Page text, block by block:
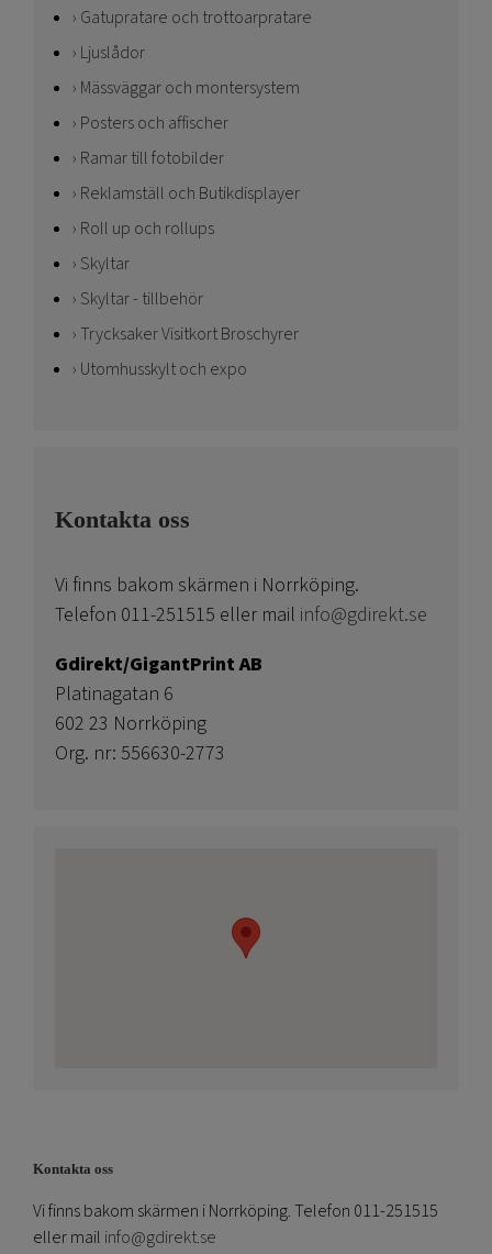
Gatupratare och trottoarpratare
Ljuslådor
Mässväggar och montersystem
Posters och affischer
Ramar till fotobilder
Reklamställ och Butikdisplayer
Roll up och rollups
Skyltar
Skyltar - tillbehör
Trycksaker Visitkort Broschyrer
Utomhusskylt och expo
Kontakta oss
Vi finns bakom skärmen i Norrköping.
Telefon 011-251515 eller mail info@gdirekt.se
Gdirekt/GigantPrint AB
Platinagatan 6
602 23 Norrköping
Org. nr: 556630-2773
Kontakta oss
Vi finns bakom skärmen i Norrköping. Telefon 011-251515
eller mail info@gdirekt.se